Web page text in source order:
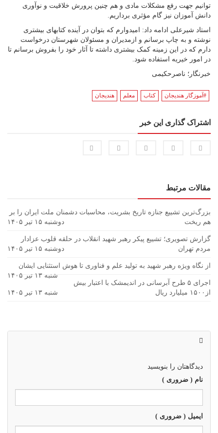
توانیم جهت رفع مشکلات مادی و هم چنین پرورش خلاقیت و نوآوری
دانش آموزان نیز گام مؤثری برداریم.
استاد شیرعلی ادامه داد: امیدوارم که بتوان در آینده کتابهای بیشتری
نوشته و به چاپ برسانم و ازمدیران و مسئولان شهرستان درخواست
دارم که در این زمینه کمک بیشتری داشته تا آثار خود را بفروش برسانم تا
در امور خیریه استفاده شود.
خبرنگار؛ ناصرحکیمی
#آموزگار هندیجان کتاب معلم هندیجان
اشتراک گذاری این خبر
مقالات مرتبط
بزرگ‌ترین تشییع جنازه تاریخ بشریت، محاسبات دشمنان ملت ایران را بر
هم ریخت
دوشنبه ۱۵ تیر ۱۴۰۵
گزارش تصویری؛ تشییع پیکر رهبر شهید انقلاب در حلقه قلوب عزادار
مردم تهران
دوشنبه ۱۵ تیر ۱۴۰۵
از نگاه ویژه رهبر شهید به تولید علم و فناوری تا هوش استثنایی ایشان
شنبه ۱۳ تیر ۱۴۰۵
اجرای ۵ طرح آبرسانی در اندیمشک با اعتبار بیش
از۱۵۰۰ میلیارد ریال
شنبه ۱۳ تیر ۱۴۰۵
دیدگاهتان را بنویسید
نام ( ضروری )
ایمیل ( ضروری )